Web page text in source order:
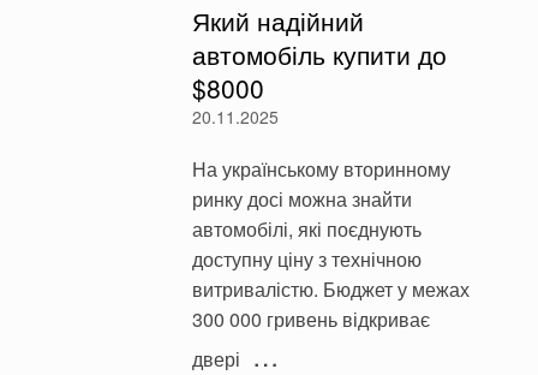
Який надійний
автомобіль купити до
$8000
20.11.2025
На українському вторинному
ринку досі можна знайти
автомобілі, які поєднують
доступну ціну з технічною
витривалістю. Бюджет у межах
300 000 гривень відкриває
двері …